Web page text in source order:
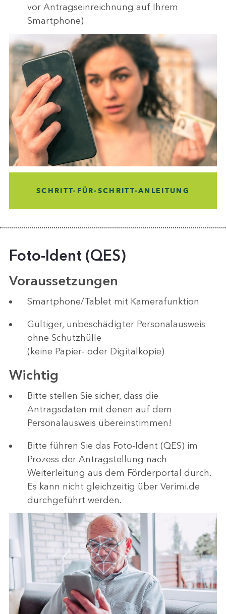
vor Antragseinreichnung auf Ihrem
Smartphone)
SCHRITT-FÜR-SCHRITT-ANLEITUNG
Foto-Ident (QES)
Voraussetzungen
Smartphone/Tablet mit Kamerafunktion
Gültiger, unbeschädigter Personalausweis
ohne Schutzhülle
(keine Papier- oder Digitalkopie)
Wichtig
Bitte stellen Sie sicher, dass die
Antragsdaten mit denen auf dem
Personalausweis übereinstimmen!
Bitte führen Sie das Foto-Ident (QES) im
Prozess der Antragstellung nach
Weiterleitung aus dem Förderportal durch.
Es kann nicht gleichzeitig über Verimi.de
durchgeführt werden.